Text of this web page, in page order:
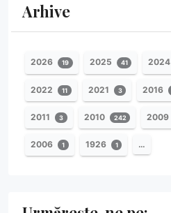
Arhive
2026 19 2025 41 2024
2022 11 2021 3 2016
2011 3 2010 242 2009
2006 1 1926 1 …